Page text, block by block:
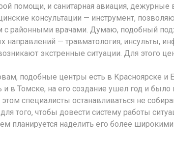
помощи, и санитарная авиация,
консультации — инструмент,
с районными врачами. Думаю, подобный
направлений — травматология, инсульты,
экстренные ситуации. Для этого
подобные центры есть в Красноярске и
и в Томске, на его создание ушел год и
специалисты останавливаться не
того, чтобы довести систему работы
планируется наделить его более